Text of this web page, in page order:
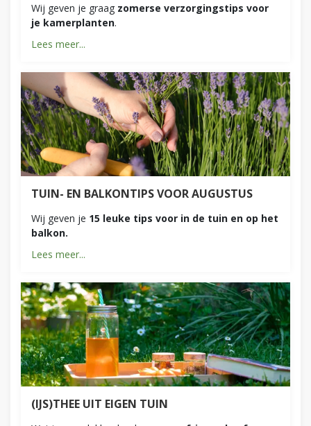
Wij geven je graag zomerse verzorgingstips voor
je kamerplanten.
Lees meer...
TUIN- EN BALKONTIPS VOOR AUGUSTUS
Wij geven je 15 leuke tips voor in de tuin en op het
balkon.
Lees meer...
(IJS)THEE UIT EIGEN TUIN